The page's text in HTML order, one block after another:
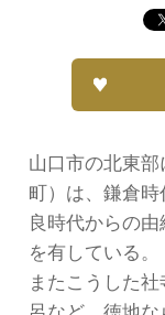
山口市の北東
町）は、鎌倉
良時代からの
を有している。
またこうした